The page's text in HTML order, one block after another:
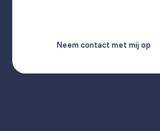
Neem contact met mij op